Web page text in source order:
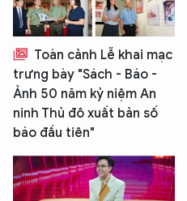
Toàn cảnh Lễ khai mạc
trưng bày "Sách - Báo -
Ảnh 50 năm kỷ niệm An
ninh Thủ đô xuất bản số
báo đầu tiên"